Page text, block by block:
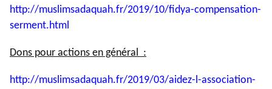
http://muslimsadaquah.fr/2019/10/fidya-compensation-
serment.html
Dons pour actions en général :
http://muslimsadaquah.fr/2019/03/aidez-l-association-